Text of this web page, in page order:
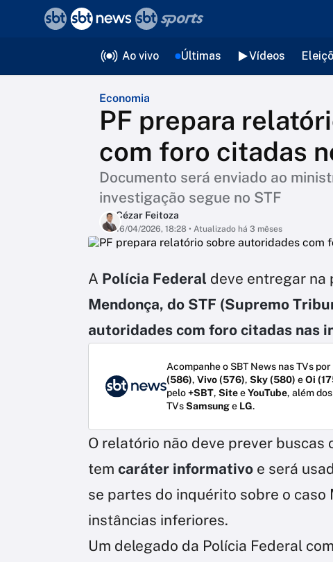
Ao vivo Últimas Vídeos
Economia
PF prepara
com foro citadas
Documento será enviado ao
investigação segue no STF
Cézar Feitoza
16/04/2026, 18:28 • Atualizado há 3 mêses
A Polícia Federal deve entregar na
Mendonça, do STF (Supremo
autoridades com foro citadas nas
Acompanhe o SBT News nas TVs
(586), Vivo (576), Sky (580) eOi
pelo+SBT, SiteeYouTube, além
TVsSamsunge LG.
O relatório não deve prever buscas
tem caráter informativo e será
se partes do inquérito sobre o
instâncias inferiores.
Um delegado da Polícia Federal
voltar
Editorias